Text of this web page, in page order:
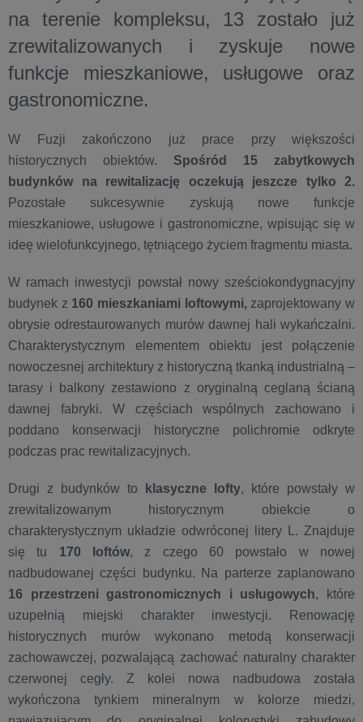
na terenie kompleksu, 13 zostało już
zrewitalizowanych i zyskuje nowe
funkcje mieszkaniowe, usługowe oraz
gastronomiczne.
W Fuzji zakończono już prace przy większości
historycznych obiektów. Spośród 15 zabytkowych
budynków
na rewitalizację oczekują jeszcze tylko 2.
Pozostałe sukcesywnie zyskują nowe funkcje
mieszkaniowe, usługowe i gastronomiczne, wpisując się w
ideę wielofunkcyjnego, tętniącego życiem fragmentu miasta.
W ramach inwestycji powstał nowy sześciokondygnacyjny
budynek z 160 mieszkaniami loftowymi,zaprojektowany w
obrysie odrestaurowanych murów dawnej hali wykańczalni.
Charakterystycznym elementem obiektu jest połączenie
nowoczesnej architektury z historyczną tkanką industrialną –
tarasy i balkony zestawiono z oryginalną ceglaną ścianą
dawnej fabryki. W częściach wspólnych zachowano i
poddano konserwacji historyczne polichromie odkryte
podczas prac rewitalizacyjnych.
Drugi z budynków to klasyczne lofty, które powstały w
zrewitalizowanym historycznym obiekcie o
charakterystycznym układzie odwróconej litery L. Znajduje
się tu 170 loftów, z czego 60 powstało w nowej
nadbudowanej części budynku. Na parterze zaplanowano
16 przestrzeni gastronomicznych i usługowych, które
uzupełnią miejski charakter inwestycji. Renowację
historycznych murów wykonano metodą konserwacji
zachowawczej, pozwalającą zachować naturalny charakter
czerwonej cegły. Z kolei nowa nadbudowa została
wykończona tynkiem mineralnym w kolorze miedzi,